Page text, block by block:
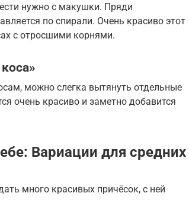
нужно с макушки. Пряди
по спирали. Очень красиво этот
с отросшими корнями.
можно слегка вытянуть отдельные
очень красиво и заметно добавится
Вариации для средних
много красивых причёсок, с ней